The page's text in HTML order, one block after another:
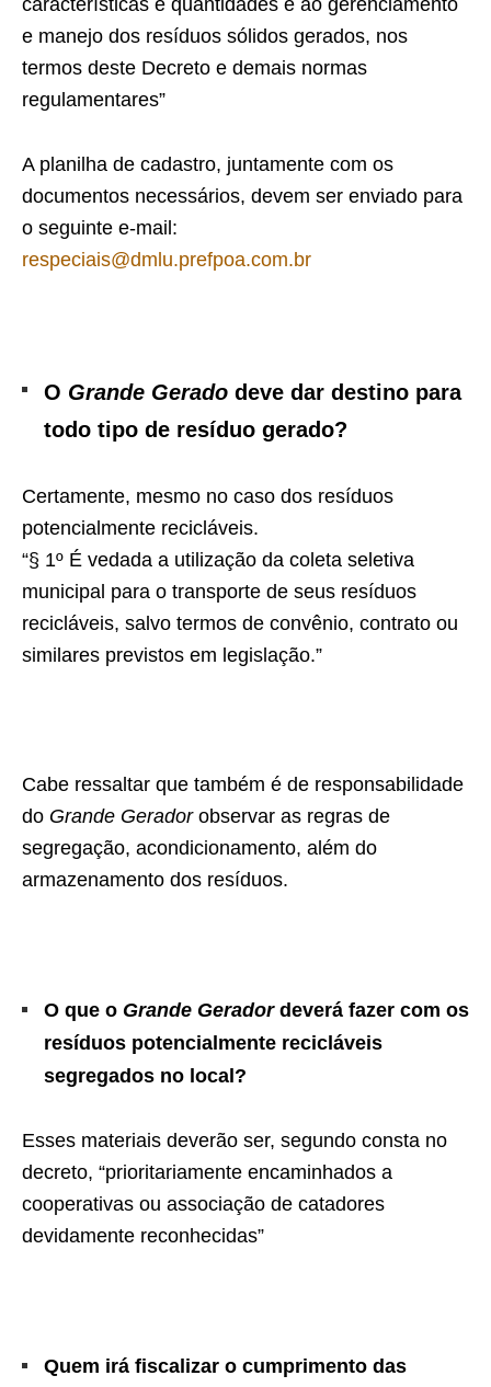
características e quantidades e ao gerenciamento
e manejo dos resíduos sólidos gerados, nos
termos deste Decreto e demais normas
regulamentares”
A planilha de cadastro, juntamente com os
documentos necessários, devem ser enviado para
o seguinte e-mail:
respeciais@dmlu.prefpoa.com.br
O Grande Gerado deve dar destino para
todo tipo de resíduo gerado?
Certamente, mesmo no caso dos resíduos
potencialmente recicláveis.
“§ 1º É vedada a utilização da coleta seletiva
municipal para o transporte de seus resíduos
recicláveis, salvo termos de convênio, contrato ou
similares previstos em legislação.”
Cabe ressaltar que também é de responsabilidade
do Grande Geradorobservar as regras de
segregação, acondicionamento, além do
armazenamento dos resíduos.
O que o Grande Geradordeverá fazer com os
resíduos potencialmente recicláveis
segregados no local?
Esses materiais deverão ser, segundo consta no
decreto, “prioritariamente encaminhados a
cooperativas ou associação de catadores
devidamente reconhecidas”
Quem irá fiscalizar o cumprimento das